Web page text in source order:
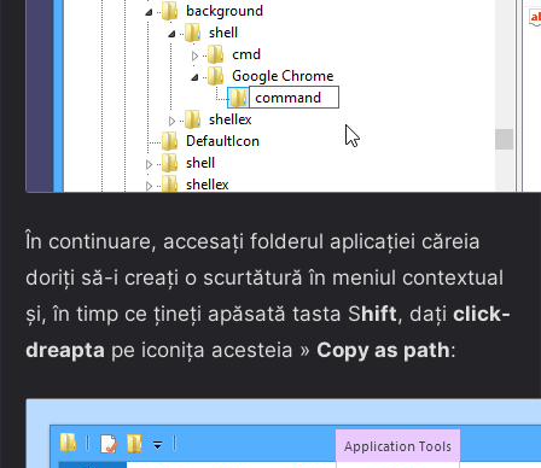
În continuare, accesați folderul aplicației căreia
doriți să-i creați o scurtătură în meniul contextual
și, în timp ce țineți apăsată tasta Shift, dați click-
dreapta pe iconița acesteia » Copy as path: